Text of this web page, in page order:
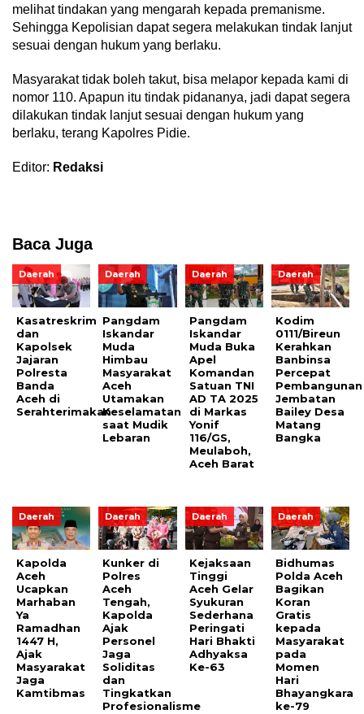
melihat tindakan yang mengarah kepada premanisme.
Sehingga Kepolisian dapat segera melakukan tindak lanjut
sesuai dengan hukum yang berlaku.
Masyarakat tidak boleh takut, bisa melapor kepada kami di
nomor 110. Apapun itu tindak pidananya, jadi dapat segera
dilakukan tindak lanjut sesuai dengan hukum yang
berlaku, terang Kapolres Pidie.
Editor: Redaksi
Baca Juga
Daerah
Kasatreskrim
dan
Kapolsek
Jajaran
Polresta
Banda
Aceh di
Serahterimakan
Daerah
Pangdam
Iskandar
Muda
Himbau
Masyarakat
Aceh
Utamakan
Keselamatan
saat Mudik
Lebaran
Daerah
Pangdam
Iskandar
Muda Buka
Apel
Komandan
Satuan TNI
AD TA 2025
di Markas
Yonif
116/GS,
Meulaboh,
Aceh Barat
Daerah
Kodim
0111/Bireun
Kerahkan
Banbinsa
Percepat
Pembangunan
Jembatan
Bailey Desa
Matang
Bangka
Daerah
Kapolda
Aceh
Ucapkan
Marhaban
Ya
Ramadhan
1447 H,
Ajak
Masyarakat
Jaga
Kamtibmas
Daerah
Kunker di
Polres
Aceh
Tengah,
Kapolda
Ajak
Personel
Jaga
Soliditas
dan
Tingkatkan
Profesionalisme
Daerah
Kejaksaan
Tinggi
Aceh Gelar
Syukuran
Sederhana
Peringati
Hari Bhakti
Adhyaksa
Ke-63
Daerah
Bidhumas
Polda Aceh
Bagikan
Koran
Gratis
kepada
Masyarakat
pada
Momen
Hari
Bhayangkara
ke-79